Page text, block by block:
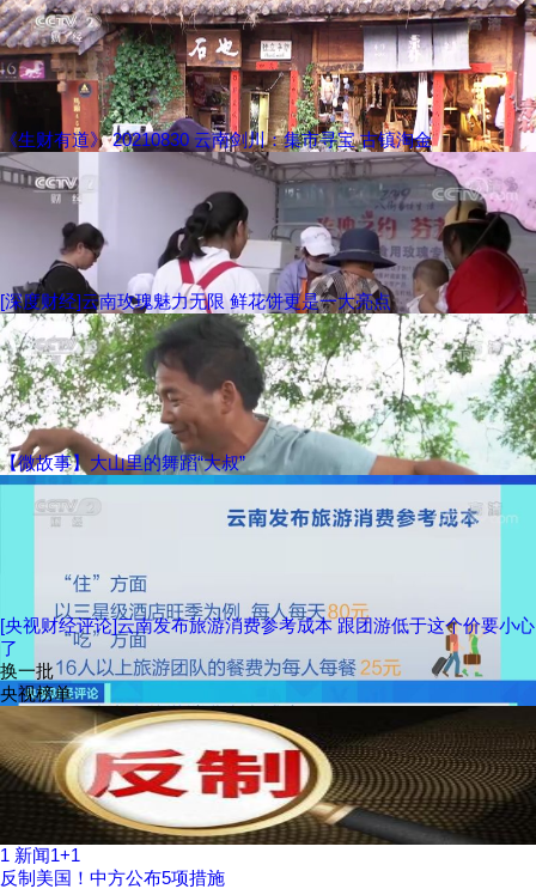
《生财有道》 20210830 云南剑川：集市寻宝 古镇淘金
[深度财经]云南玫瑰魅力无限 鲜花饼更是一大亮点
【微故事】大山里的舞蹈“大叔”
[央视财经评论]云南发布旅游消费参考成本 跟团游低于这个价要小心
了
换一批
央视榜单
1 新闻1+1
反制美国！中方公布5项措施